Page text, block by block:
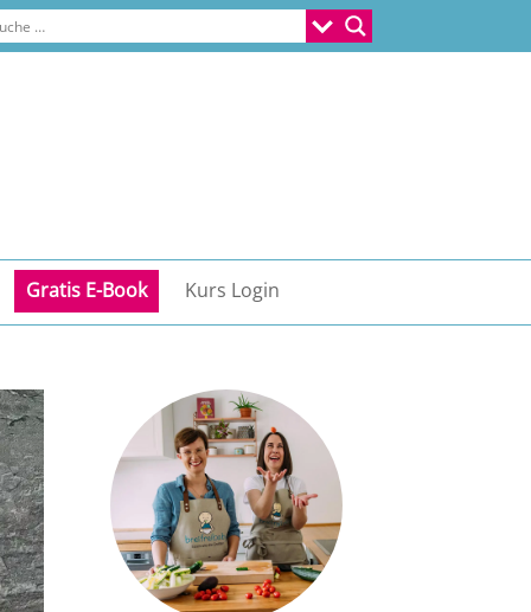
Gratis E-Book Kurs Login